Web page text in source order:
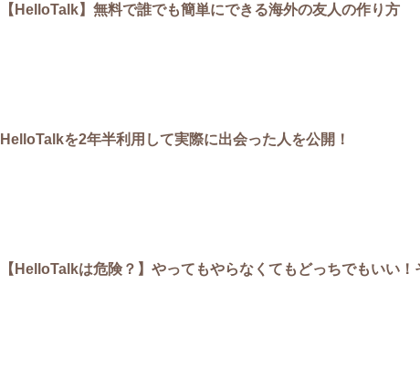
【HelloTalk】無料で誰でも簡単にできる海外の友人の作り方
HelloTalkを2年半利用して実際に出会った人を公開！
【HelloTalkは危険？】やってもやらなくてもどっちでもいい！